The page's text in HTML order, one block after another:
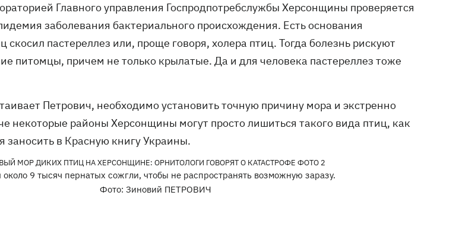
Главного управления Госпродпотребслужбы Херсонщины проверяется
заболевания бактериального происхождения. Есть основания
скосил пастереллез или, проще говоря, холера птиц. Тогда болезнь рискуют
питомцы, причем не только крылатые. Да и для человека пастереллез тоже
Петрович, необходимо установить точную причину мора и экстренно
некоторые районы Херсонщины могут просто лишиться такого вида птиц, как
заносить в Красную книгу Украины.
около 9 тысяч пернатых сожгли, чтобы не распространять возможную заразу.
Фото: Зиновий ПЕТРОВИЧ